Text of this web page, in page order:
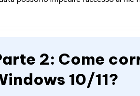
2: Come
10/11?